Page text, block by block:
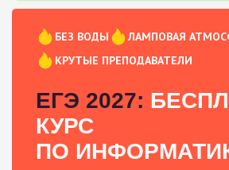
БЕЗ ВОДЫ
ЛАМПОВАЯ
КРУТЫЕ ПРЕПОДАВАТЕЛИ
ЕГЭ 2027:
КУРС
ПО